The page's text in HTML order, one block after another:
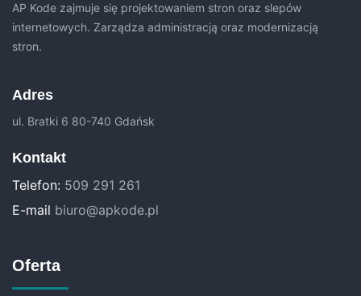
AP Kode zajmuje się projektowaniem stron oraz slepów
internetowych. Zarządza administracją oraz modernizacją
stron.
Adres
ul. Bratki 6 80-740 Gdańsk
Kontakt
Telefon: 509 291 261
E-mail biuro@apkode.pl
Oferta